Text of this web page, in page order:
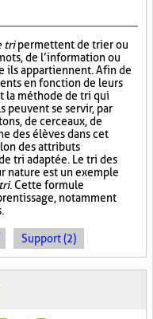
tripermettent de trier ou
de l’information ou
ils appartiennent. Afin de
en fonction de leurs
la méthode de tri qui
peuvent se servir, par
de cerceaux, de
des élèves dans cet
des attributs
tri adaptée. Le tri des
nature est un exemple
. Cette formule
notamment
Support (2)